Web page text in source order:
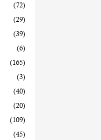
(72)
(29)
(39)
(6)
(165)
(3)
(40)
(20)
(109)
(45)